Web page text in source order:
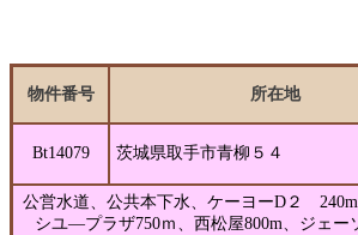
物件番号 所在地
Bt14079 茨城県取手市青柳５４
公営水道、公共本下水、ケーヨーD２ 240m
シユ―プラザ750ｍ、西松屋800m、ジェー